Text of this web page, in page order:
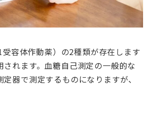
容体作動薬）の2種類が存在します
れます。血糖自己測定の一般的な
器で測定するものになりますが、